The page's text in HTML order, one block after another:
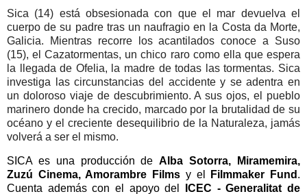
Sica (14) está obsesionada con que el mar devuelva el
cuerpo de su padre tras un naufragio en la Costa da Morte,
Galicia. Mientras recorre los acantilados conoce a Suso
(15), el Cazatormentas, un chico raro como ella que espera
la llegada de Ofelia, la madre de todas las tormentas. Sica
investiga las circunstancias del accidente y se adentra en
un doloroso viaje de descubrimiento. A sus ojos, el pueblo
marinero donde ha crecido, marcado por la brutalidad de su
océano y el creciente desequilibrio de la Naturaleza, jamás
volverá a ser el mismo.
SICA es una producción de Alba Sotorra, Miramemira,
Zuzú Cinema, Amorambre Films y el Filmmaker Fund .
Cuenta además con el apoyo del
ICEC - Generalitat de